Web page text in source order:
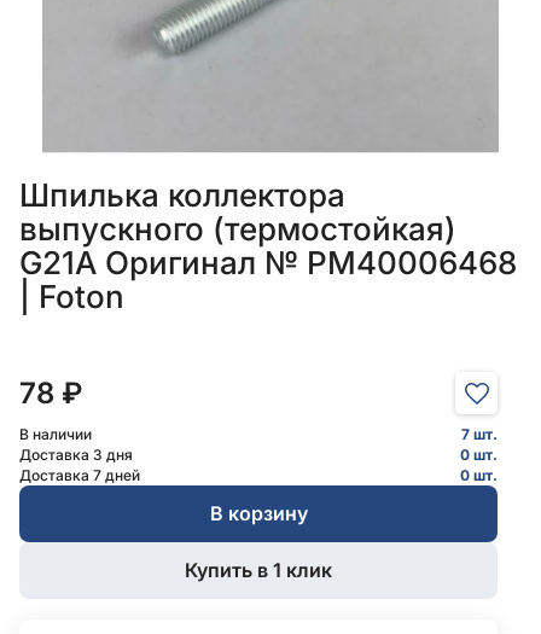
Шпилька коллектора
выпускного (термостойкая)
G21A Оригинал № PM40006468
| Foton
78 ₽
В наличии
7 шт.
Доставка 3 дня
0 шт.
Доставка 7 дней
0 шт.
В корзину
Купить в 1 клик